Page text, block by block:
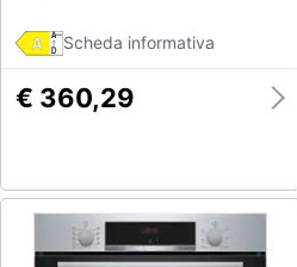
Potenza 3500 W
Scheda informativa
€ 360,29